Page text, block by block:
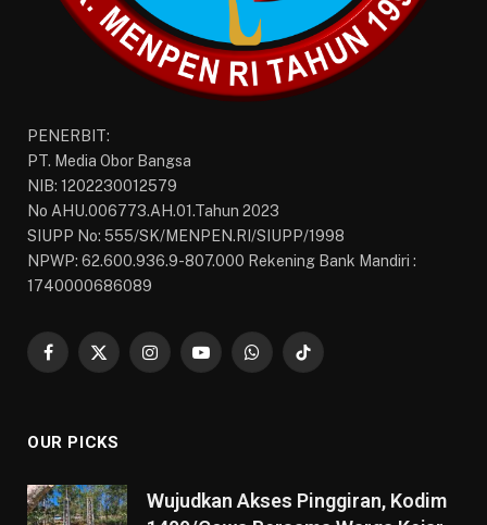
PENERBIT:
PT. Media Obor Bangsa
NIB: 1202230012579
No AHU.006773.AH.01.Tahun 2023
SIUPP No: 555/SK/MENPEN.RI/SIUPP/1998
NPWP: 62.600.936.9-807.000 Rekening Bank Mandiri :
1740000686089
Facebook
X
InstagramYouTubeWhatsAppTikTok
OUR PICKS
Wujudkan Akses Pinggiran, Kodim